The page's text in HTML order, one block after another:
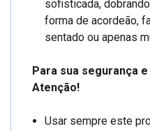
sofisticada,
forma de acordeão,
sentado ou apenas
Para sua segurança
Atenção!
Usar sempre este